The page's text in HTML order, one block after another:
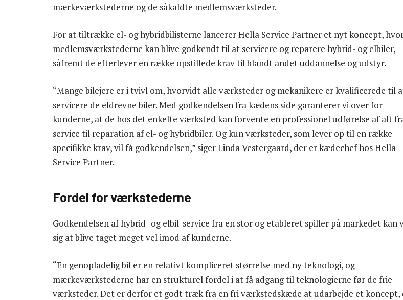
mærkeværkstederne og de såkaldte medlemsværksteder.
For at tiltrække el- og hybridbilisterne lancerer Hella Service Partner et nyt koncept,
medlemsværkstederne kan blive godkendt til at servicere og reparere hybrid- og elbiler,
såfremt de efterlever en række opstillede krav til blandt andet uddannelse og udstyr.
“Mange bilejere er i tvivl om, hvorvidt alle værksteder og mekanikere er kvalificerede til
servicere de eldrevne biler. Med godkendelsen fra kædens side garanterer vi over for
kunderne, at de hos det enkelte værksted kan forvente en professionel udførelse af alt
service til reparation af el- og hybridbiler. Og kun værksteder, som lever op til en række
specifikke krav, vil få godkendelsen,” siger Linda Vestergaard, der er kædechef hos Hella
Service Partner.
Fordel for værkstederne
Godkendelsen af hybrid- og elbil-service fra en stor og etableret spiller på markedet kan
sig at blive taget meget vel imod af kunderne.
“En genopladelig bil er en relativt kompliceret størrelse med ny teknologi, og
mærkeværkstederne har en strukturel fordel i at få adgang til teknologierne før de frie
værksteder. Det er derfor et godt træk fra en fri værkstedskæde at udarbejde et koncept,